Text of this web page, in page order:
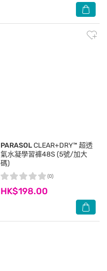
PARASOLCLEAR+DRY™ 超透
氣水凝學習褲48S (5號/加大
碼)
HK$198.00
(0)